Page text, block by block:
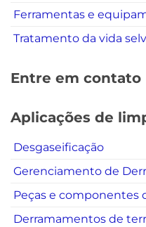
Ferramentas e
Tratamento da vida
Entre em contato
Aplicações de
Desgaseificação
Gerenciamento de
Peças e componentes
Derramamentos de